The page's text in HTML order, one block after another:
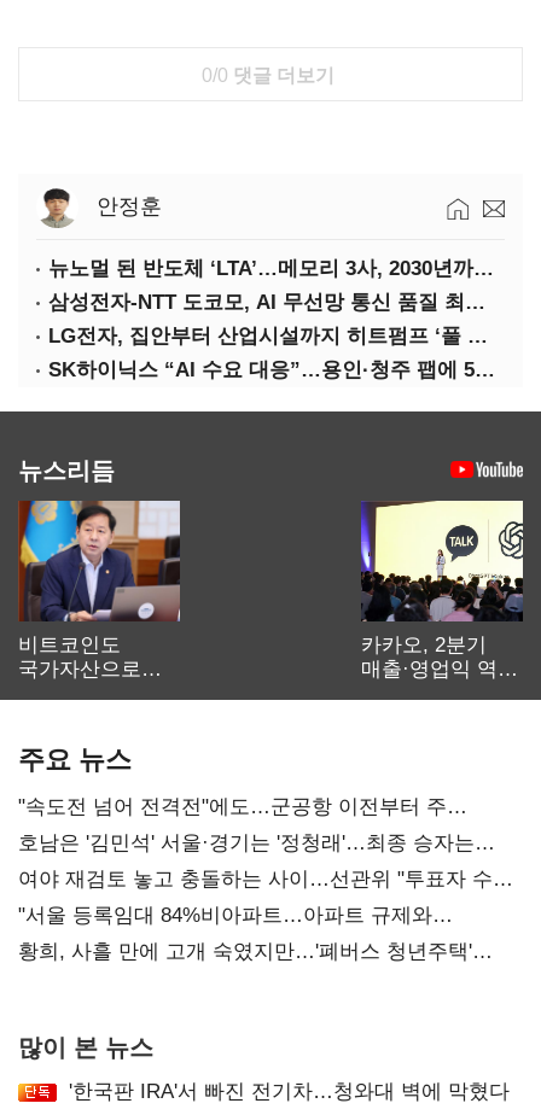
0/0 댓글 더보기
안정훈
뉴노멀 된 반도체 ‘LTA’…메모리 3사, 2030년까지 54조 선불 계약
삼성전자-NTT 도코모, AI 무선망 통신 품질 최적화 기술 검증
LG전자, 집안부터 산업시설까지 히트펌프 ‘풀 라인업’ 강화
SK하이닉스 “AI 수요 대응”…용인·청주 팹에 54조 투자
뉴스리듬
비트코인도
국가자산으로…'
카카오, 2분기
매출·영업익 역대
주요 뉴스
"속도전 넘어 전격전"에도…군공항 이전부터 주
52시간까지 '뇌관'
호남은 '김민석' 서울·경기는 '정청래'…최종 승자는
'안갯속'
여야 재검토 놓고 충돌하는 사이…선관위 "투표자 수
오차 당연"
"서울 등록임대 84%비아파트…아파트 규제와
달리해야"
황희, 사흘 만에 고개 숙였지만…'폐버스 청년주택'
많이 본 뉴스
'한국판 IRA'서 빠진 전기차…청와대 벽에 막혔다